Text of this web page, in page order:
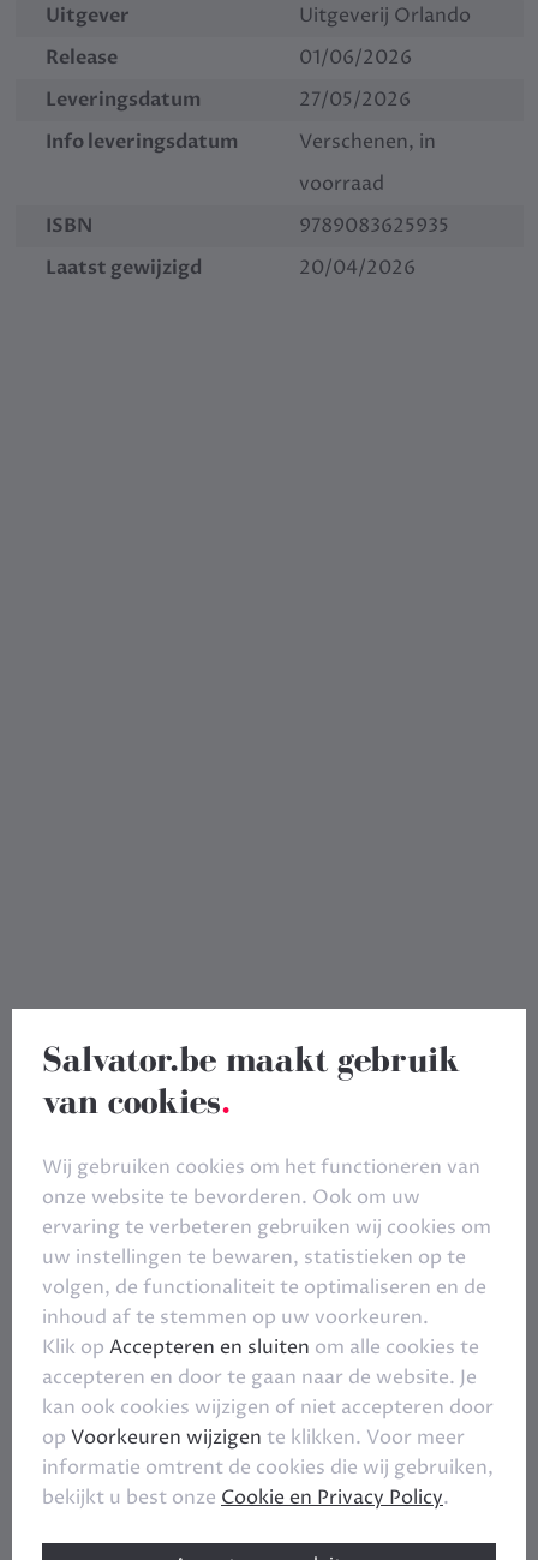
Uitgever
Uitgeverij Orlando
Release
01/06/2026
Leveringsdatum
27/05/2026
Info leveringsdatum
Verschenen, in
voorraad
ISBN
9789083625935
Laatst gewijzigd
20/04/2026
Salvator.be maakt gebruik
van cookies.
Wij gebruiken cookies om het functioneren van
onze website te bevorderen. Ook om uw
ervaring te verbeteren gebruiken wij cookies om
uw instellingen te bewaren, statistieken op te
volgen, de functionaliteit te optimaliseren en de
inhoud af te stemmen op uw voorkeuren.
Klik op Accepteren en sluiten om alle cookies te
accepteren en door te gaan naar de website. Je
kan ook cookies wijzigen of niet accepteren door
op Voorkeuren wijzigen te klikken. Voor meer
informatie omtrent de cookies die wij gebruiken,
bekijkt u best onze Cookie en Privacy Policy.